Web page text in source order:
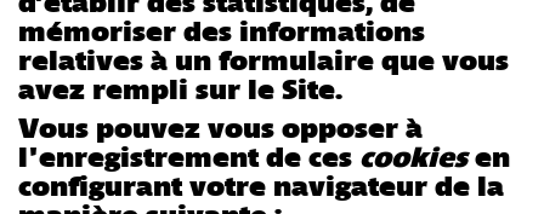
mémoriser des informations
relatives à un formulaire que vous
avez rempli sur le Site.
Vous pouvez vous opposer à
l'enregistrement de ces cookiesen
configurant votre navigateur de la